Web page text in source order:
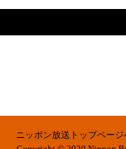
ニッポン放送トップページ